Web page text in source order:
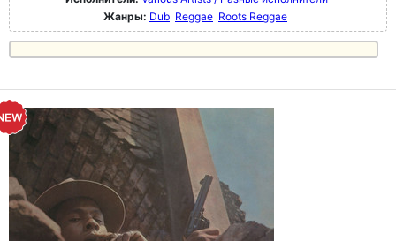
Жанры: Dub Reggae Roots Reggae